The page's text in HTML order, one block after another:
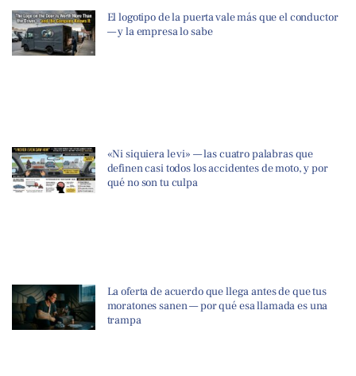
El logotipo de la puerta vale más que el conductor
— y la empresa lo sabe
«Ni siquiera le vi» — las cuatro palabras que
definen casi todos los accidentes de moto, y por
qué no son tu culpa
La oferta de acuerdo que llega antes de que tus
moratones sanen — por qué esa llamada es una
trampa